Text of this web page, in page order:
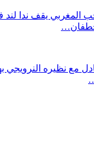
..المنتخب المغربي يقف
مع نظيره النرويجي